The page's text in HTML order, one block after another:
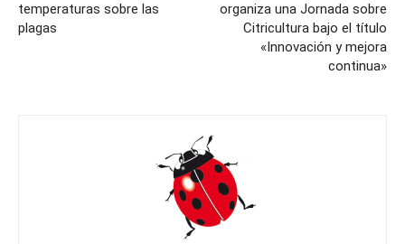
temperaturas sobre las
plagas
organiza una Jornada sobre
Citricultura bajo el título
«Innovación y mejora
continua»